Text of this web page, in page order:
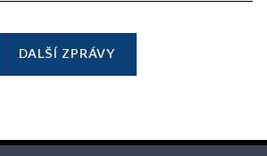
DALŠÍ ZPRÁVY